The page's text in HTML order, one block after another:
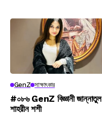
GenZ সাক্ষাৎকার
#০৮৬ GenZ বিজ্ঞানী জান্নাতুল
শাহরীন শশী